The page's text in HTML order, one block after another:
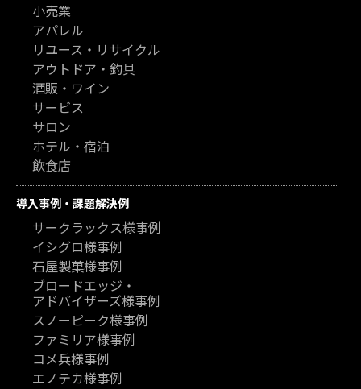
小売業
アパレル
リユース・リサイクル
アウトドア・釣具
酒販・ワイン
サービス
サロン
ホテル・宿泊
飲食店
導入事例・課題解決例
サークラックス様事例
イシグロ様事例
石屋製菓様事例
ブロードエッジ・
アドバイザーズ様事例
スノーピーク様事例
ファミリア様事例
コメ兵様事例
エノテカ様事例